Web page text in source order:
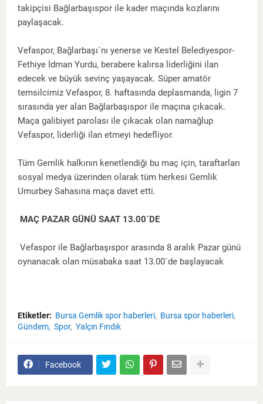
takipçisi Bağlarbaşıspor ile kader maçında kozlarını
paylaşacak.
Vefaspor, Bağlarbaşı´nı yenerse ve Kestel Belediyespor-
Fethiye İdman Yurdu, berabere kalırsa liderliğini ilan
edecek ve büyük sevinç yaşayacak. Süper amatör
temsilcimiz Vefaspor, 8. haftasında deplasmanda, ligin 7
sırasında yer alan Bağlarbaşıspor ile maçına çıkacak.
Maça galibiyet parolası ile çıkacak olan namağlup
Vefaspor, liderliği ilan etmeyi hedefliyor.
Tüm Gemlik halkının kenetlendiği bu maç için, taraftarları
sosyal medya üzerinden olarak tüm herkesi Gemlik
Umurbey Sahasına maça davet etti.
MAÇ PAZAR GÜNÜ SAAT 13.00´DE
Vefaspor ile Bağlarbaşıspor arasında 8 aralık Pazar günü
oynanacak olan müsabaka saat 13.00´de başlayacak
Etiketler: Bursa Gemlik spor haberleri
Bursa spor haberleri
Gündem Spor Yalçın Fındık
Facebook